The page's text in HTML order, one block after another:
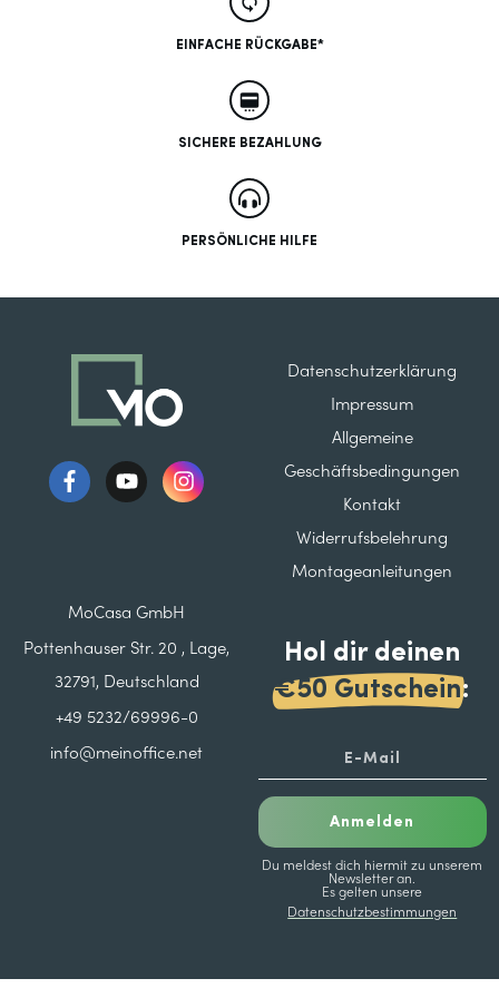
EINFACHE RÜCKGABE*
SICHERE BEZAHLUNG
PERSÖNLICHE HILFE
Datenschutzerklärung
Impressum
Allgemeine
Geschäftsbedingungen
Kontakt
Widerrufsbelehrung
Montageanleitungen
MoCasa GmbH
Pottenhauser Str. 20 , Lage,
32791, Deutschland
+49 5232/69996-0
info@meinoffice.net
Hol dir deinen
€50 Gutschein:
Anmelden
Du meldest dich hiermit zu unserem
Newsletter an.
Es gelten unsere
Datenschutzbestimmungen